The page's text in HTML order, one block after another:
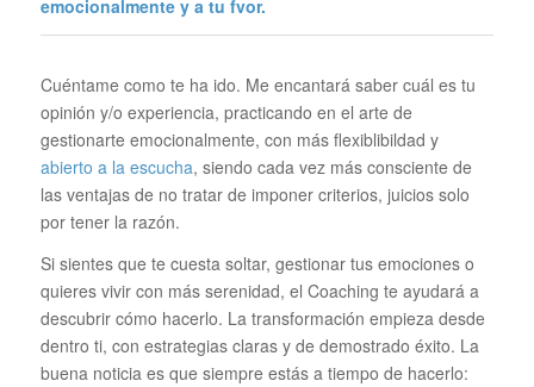
emocionalmente y a tu fvor.
Cuéntame como te ha ido. Me encantará saber cuál es tu
opinión y/o experiencia, practicando en el arte de
gestionarte emocionalmente, con más flexiblibildad y
abierto a la escucha, siendo cada vez más consciente de
las ventajas de no tratar de imponer criterios, juicios solo
por tener la razón.
Si sientes que te cuesta soltar, gestionar tus emociones o
quieres vivir con más serenidad, el Coaching te ayudará a
descubrir cómo hacerlo. La transformación empieza desde
dentro ti, con estrategias claras y de demostrado éxito. La
buena noticia es que siempre estás a tiempo de hacerlo: